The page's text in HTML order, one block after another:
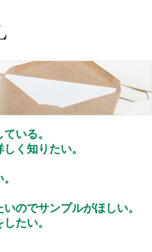
いる。
く知りたい。
のでサンプルがほしい。
たい。